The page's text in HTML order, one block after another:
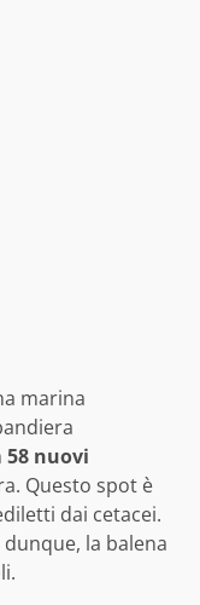
marina
58 nuovi
Questo spot è
dai cetacei.
la balena